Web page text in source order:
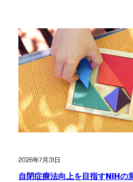
2026年7月31日
自閉症療法向上を目指すNIHの